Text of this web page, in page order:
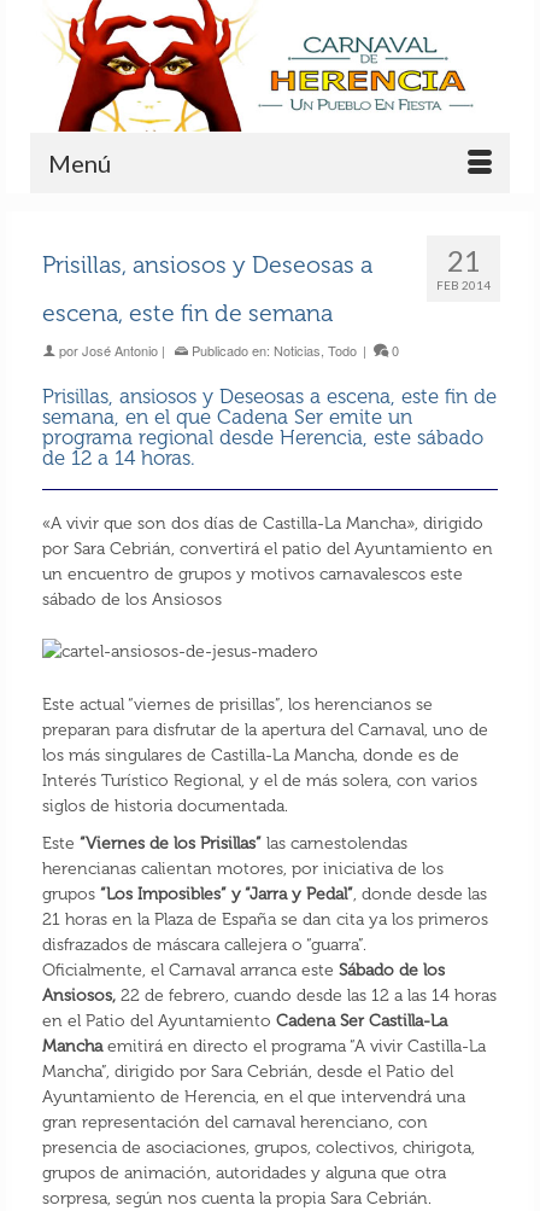
Menú
21
FEB 2014
Prisillas, ansiosos y Deseosas a
escena, este fin de semana
porJosé Antonio| Publicado en: Noticias, Todo | 0
Prisillas, ansiosos y Deseosas a escena, este fin de
semana, en el que Cadena Ser emite un
programa regional desde Herencia, este sábado
de 12 a 14 horas.
«A vivir que son dos días de Castilla-La Mancha», dirigido
por Sara Cebrián, convertirá el patio del Ayuntamiento en
un encuentro de grupos y motivos carnavalescos este
sábado de los Ansiosos
Este actual “viernes de prisillas”, los herencianos se
preparan para disfrutar de la apertura del Carnaval, uno de
los más singulares de Castilla-La Mancha, donde es de
Interés Turístico Regional, y el de más solera, con varios
siglos de historia documentada.
Este “Viernes de los Prisillas”las carnestolendas
herencianas calientan motores, por iniciativa de los
grupos “Los Imposibles” y “Jarra y Pedal”, donde desde las
21 horas en la Plaza de España se dan cita ya los primeros
disfrazados de máscara callejera o “guarra”.
Oficialmente, el Carnaval arranca este Sábado de los
Ansiosos,22 de febrero, cuando desde las 12 a las 14 horas
en el Patio del Ayuntamiento Cadena Ser Castilla-La
Manchaemitirá en directo el programa “A vivir Castilla-La
Mancha”, dirigido por Sara Cebrián, desde el Patio del
Ayuntamiento de Herencia, en el que intervendrá una
gran representación del carnaval herenciano, con
presencia de asociaciones, grupos, colectivos, chirigota,
grupos de animación, autoridades y alguna que otra
sorpresa, según nos cuenta la propia Sara Cebrián.